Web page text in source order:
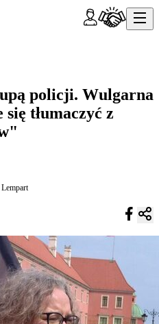
policji. Wulgarna
tłumaczyć z